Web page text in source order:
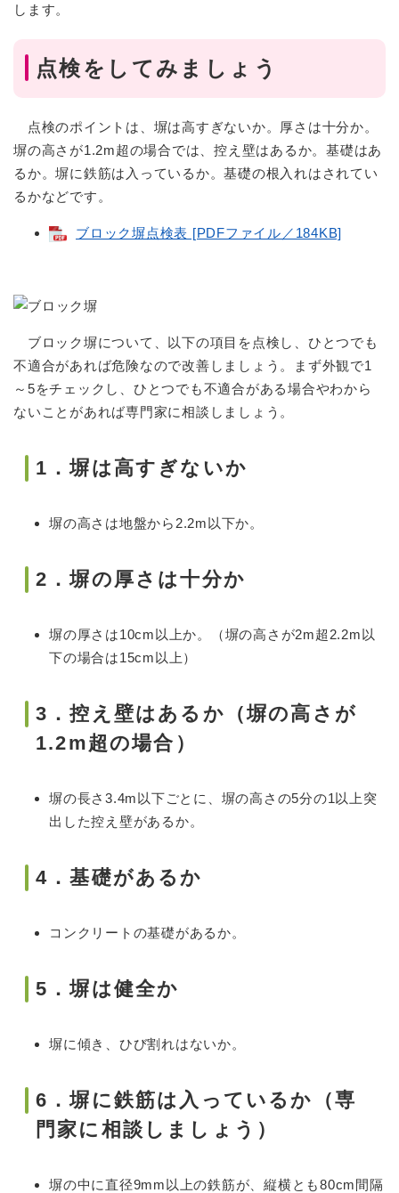
します。
点検をしてみましょう
点検のポイントは、塀は高すぎないか。厚さは十分か。
塀の高さが1.2m超の場合では、控え壁はあるか。基礎はあ
るか。塀に鉄筋は入っているか。基礎の根入れはされてい
るかなどです。
ブロック塀点検表 [PDFファイル／184KB]
ブロック塀について、以下の項目を点検し、ひとつでも
不適合があれば危険なので改善しましょう。まず外観で1
～5をチェックし、ひとつでも不適合がある場合やわから
ないことがあれば専門家に相談しましょう。
1．塀は高すぎないか
塀の高さは地盤から2.2m以下か。
2．塀の厚さは十分か
塀の厚さは10cm以上か。（塀の高さが2m超2.2m以
下の場合は15cm以上）
3．控え壁はあるか（塀の高さが
1.2m超の場合）
塀の長さ3.4m以下ごとに、塀の高さの5分の1以上突
出した控え壁があるか。
4．基礎があるか
コンクリートの基礎があるか。
5．塀は健全か
塀に傾き、ひび割れはないか。
6．塀に鉄筋は入っているか（専
門家に相談しましょう）
塀の中に直径9mm以上の鉄筋が、縦横とも80cm間隔